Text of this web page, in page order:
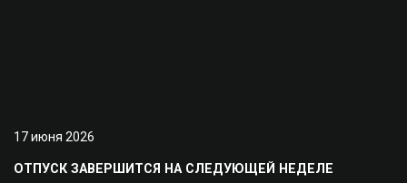
17 июня 2026
ОТПУСК ЗАВЕРШИТСЯ НА СЛЕДУЮЩЕЙ НЕДЕЛЕ